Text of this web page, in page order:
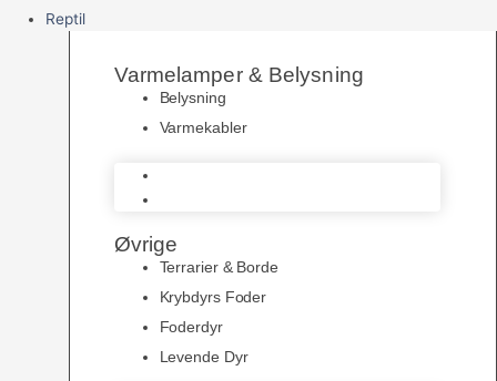
Reptil
Varmelamper & Belysning
Belysning
Varmekabler
Øvrige
Terrarier & Borde
Krybdyrs Foder
Foderdyr
Levende Dyr